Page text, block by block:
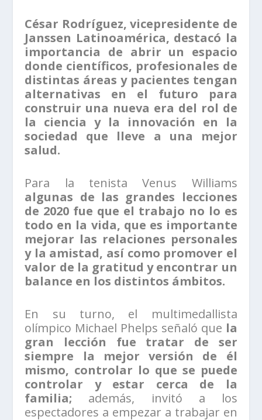
César Rodríguez, vicepresidente de
Janssen Latinoamérica, destacó la
importancia de abrir un espacio
donde científicos, profesionales de
distintas áreas y pacientes tengan
alternativas en el futuro para
construir una nueva era del rol de
la ciencia y la innovación en la
sociedad que lleve a una mejor
salud.
Para la tenista Venus Williams
algunas de las grandes lecciones
de 2020 fue que el trabajo no lo es
todo en la vida, que es importante
mejorar las relaciones personales
y la amistad, así como promover el
valor de la gratitud y encontrar un
balance en los distintos ámbitos.
En su turno, el multimedallista
olímpico Michael Phelps señaló que la
gran lección fue tratar de ser
siempre la mejor versión de él
mismo, controlar lo que se puede
controlar y estar cerca de la
familia; además, invitó a los
espectadores a empezar a trabajar en